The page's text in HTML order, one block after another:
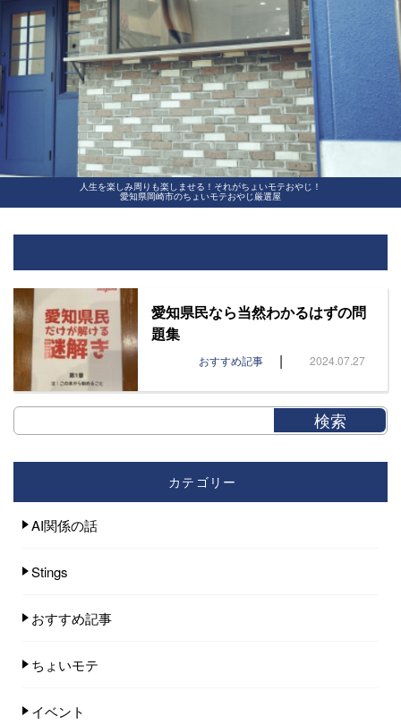
人生を楽しみ周りも楽しませる！それがちょいモテおやじ！
愛知県岡崎市のちょいモテおやじ厳選屋
愛知県民なら当然わかるはずの問
題集
おすすめ記事 | 2024.07.27
カテゴリー
AI関係の話
Stings
おすすめ記事
ちょいモテ
イベント